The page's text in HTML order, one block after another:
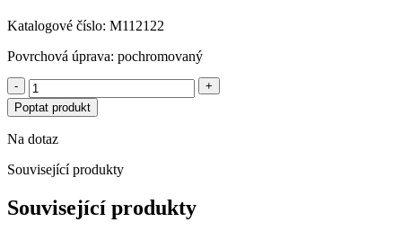
Katalogové číslo: M112122
Povrchová úprava: pochromovaný
-
+
Poptat produkt
Na dotaz
Související produkty
Související produkty